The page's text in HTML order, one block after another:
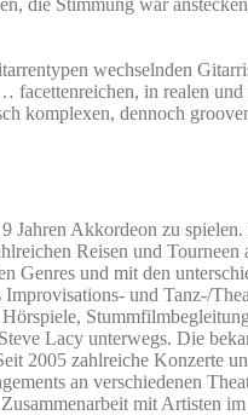
die Stimmung war
wechselnden
facettenreichen, in realen
komplexen, dennoch
Jahren Akkordeon zu
Reisen und
Genres und mit den
und Tanz-/
Lacy unterwegs. Die
2005 zahlreiche Konzerte
an verschiedenen
mit Artisten im